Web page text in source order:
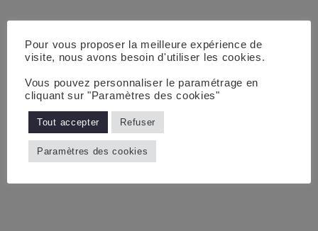
Pour vous proposer la meilleure expérience de
visite, nous avons besoin d'utiliser les cookies.
Vous pouvez personnaliser le paramétrage en
cliquant sur "Paramètres des cookies"
Tout accepter Refuser
Paramètres des cookies